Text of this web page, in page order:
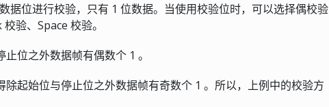
据位进行校验，只有 1 位数据。当使用校验位时，可以选择偶校验
验、Space 校验。
位之外数据帧有偶数个 1 。
起始位与停止位之外数据帧有奇数个 1 。所以，上例中的校验方